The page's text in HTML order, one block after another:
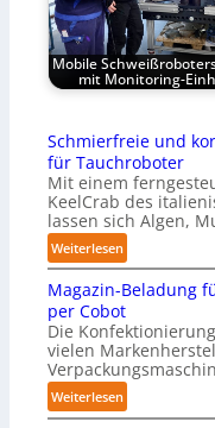
Mobile
mit Monitoring-
Schmierfreie und
für Tauchroboter
Mit einem
KeelCrab des
lassen sich Algen,
Weiterlesen:
S
c
h
m
i
e
r
Magazin-Beladung
per Cobot
Die
vielen
Weiterlesen:
M